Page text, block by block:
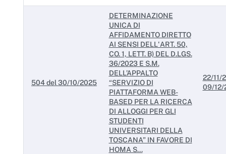
504 del 30/10/2025
DETERMINAZIONE
UNICA DI
AFFIDAMENTO DIRETTO
AI SENSI DELL'ART. 50,
CO. 1, LETT. B) DEL D.LGS.
36/2023 E S.M.
DELL’APPALTO
“SERVIZIO DI
PIATTAFORMA WEB-
BASED PER LA RICERCA
DI ALLOGGI PER GLI
STUDENTI
UNIVERSITARI DELLA
TOSCANA” IN FAVORE DI
HOMA S...
22/11/
09/12/